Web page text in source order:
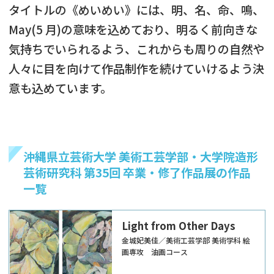
タイトルの《めいめい》には、明、名、命、鳴、
May(5 月)の意味を込めており、明るく前向きな
気持ちでいられるよう、これからも周りの自然や
人々に目を向けて作品制作を続けていけるよう決
意も込めています。
沖縄県立芸術大学 美術工芸学部・大学院造形
芸術研究科 第35回 卒業・修了作品展の作品
一覧
Light from Other Days
金城妃美佳／美術工芸学部 美術学科 絵
画専攻 油画コース